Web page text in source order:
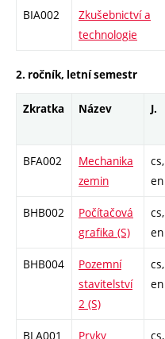
BIA002
Zkušebnictví a
technologie
2. ročník, letní semestr
Zkratka Název J.
BFA002
Mechanika
zemin
cs,
en
BHB002
Počítačová
grafika (S)
cs,
en
BHB004
Pozemní
stavitelství
2 (S)
cs,
en
BLA001 Prvky cs,